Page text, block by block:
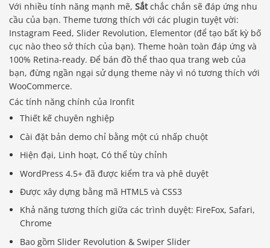
Với nhiều tính năng mạnh mẽ, Sắtchắc chắn sẽ đáp ứng nhu
cầu của bạn. Theme tương thích với các plugin tuyệt vời:
Instagram Feed, Slider Revolution, Elementor (để tạo bất kỳ bố
cục nào theo sở thích của bạn). Theme hoàn toàn đáp ứng và
100% Retina-ready. Để bán đồ thể thao qua trang web của
bạn, đừng ngần ngại sử dụng theme này vì nó tương thích với
WooCommerce.
Các tính năng chính của Ironfit
Thiết kế chuyên nghiệp
Cài đặt bản demo chỉ bằng một cú nhấp chuột
Hiện đại, Linh hoạt, Có thể tùy chỉnh
WordPress 4.5+ đã được kiểm tra và phê duyệt
Được xây dựng bằng mã HTML5 và CSS3
Khả năng tương thích giữa các trình duyệt: FireFox, Safari,
Chrome
Bao gồm Slider Revolution & Swiper Slider